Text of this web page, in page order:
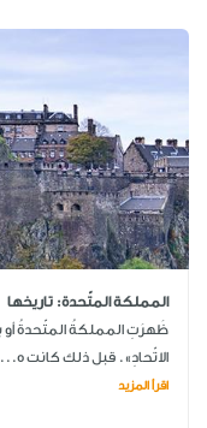
المملكة المتّحدة: تاريخها
الاتّحادِ». قبل ذلك كانت ه...
اقرأ المزيد